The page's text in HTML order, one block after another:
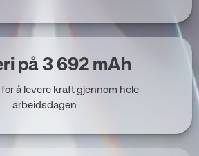
på 3 692 mAh
å levere kraft gjennom hele
arbeidsdagen